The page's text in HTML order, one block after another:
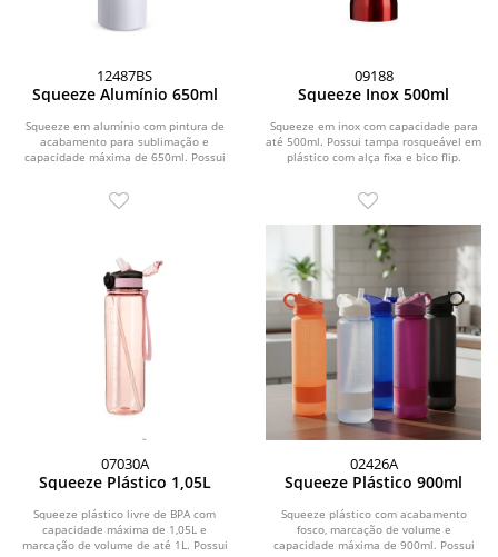
12487BS
Squeeze Alumínio 650ml
Squeeze em alumínio com pintura de
acabamento para sublimação e
capacidade máxima de 650ml. Possui
09188
Squeeze Inox 500ml
Squeeze em inox com capacidade para
até 500ml. Possui tampa rosqueável em
plástico com alça fixa e bico flip.
07030A
Squeeze Plástico 1,05L
Squeeze plástico livre de BPA com
capacidade máxima de 1,05L e
marcação de volume de até 1L. Possui
02426A
Squeeze Plástico 900ml
Squeeze plástico com acabamento
fosco, marcação de volume e
capacidade máxima de 900ml. Possui